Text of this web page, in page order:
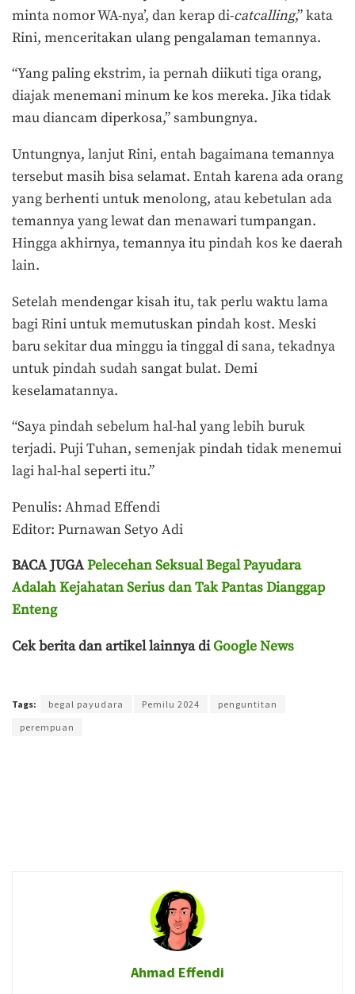
minta nomor WA-nya’, dan kerap di-catcalling,” kata
Rini, menceritakan ulang pengalaman temannya.
“Yang paling ekstrim, ia pernah diikuti tiga orang,
diajak menemani minum ke kos mereka. Jika tidak
mau diancam diperkosa,” sambungnya.
Untungnya, lanjut Rini, entah bagaimana temannya
tersebut masih bisa selamat. Entah karena ada orang
yang berhenti untuk menolong, atau kebetulan ada
temannya yang lewat dan menawari tumpangan.
Hingga akhirnya, temannya itu pindah kos ke daerah
lain.
Setelah mendengar kisah itu, tak perlu waktu lama
bagi Rini untuk memutuskan pindah kost. Meski
baru sekitar dua minggu ia tinggal di sana, tekadnya
untuk pindah sudah sangat bulat. Demi
keselamatannya.
“Saya pindah sebelum hal-hal yang lebih buruk
terjadi. Puji Tuhan, semenjak pindah tidak menemui
lagi hal-hal seperti itu.”
Penulis: Ahmad Effendi
Editor: Purnawan Setyo Adi
BACA JUGAPelecehan Seksual Begal Payudara
Adalah Kejahatan Serius dan Tak Pantas Dianggap
Enteng
Cek berita dan artikel lainnya diGoogle News
Tags: begal payudara Pemilu 2024
penguntitan
perempuan
Ahmad Effendi